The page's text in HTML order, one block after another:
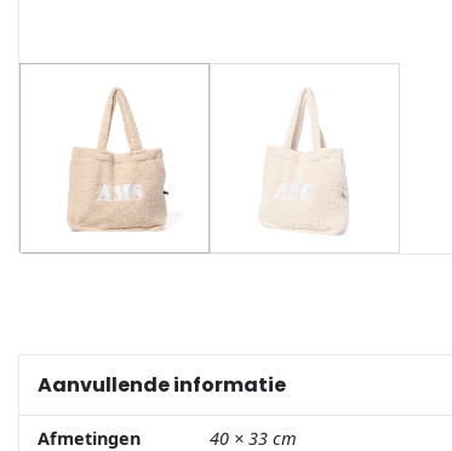
Aanvullende informatie
Afmetingen
40 × 33 cm
Kerstballen
Flesopeners
Theelepels